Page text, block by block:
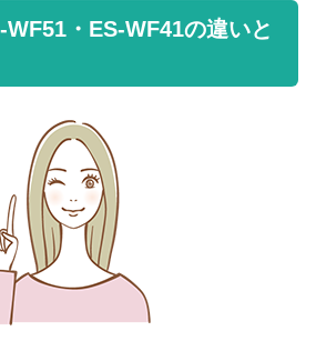
・ES-WF41の違いと